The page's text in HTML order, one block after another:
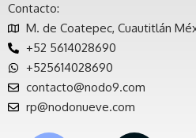
Contacto:
M. de Coatepec, Cuautitlán
+52 5614028690
+525614028690
contacto@nodo9.com
rp@nodonueve.com